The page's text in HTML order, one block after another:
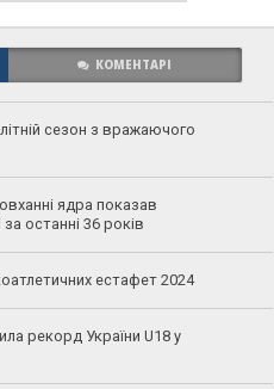
КОМЕНТАРІ
сезон з вражаючого
ядра показав
останні 36 років
естафет 2024
рекорд України U18 у